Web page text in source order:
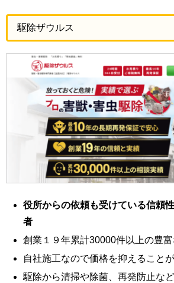
駆除ザウルス
役所からの依頼も受けている信頼
者
創業１９年累計30000件以上の豊
自社施工なので価格を抑えること
駆除から清掃や除菌、再発防止な